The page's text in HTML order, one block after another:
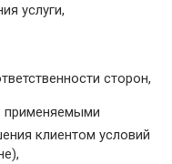
услуги,
сторон,
применяемыми
клиентом условий